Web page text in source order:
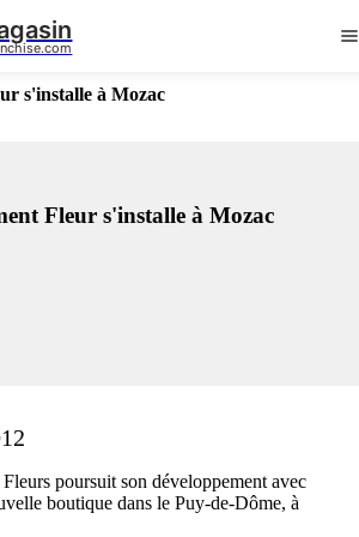
s'installe à Mozac
Fleur s'installe à Mozac
poursuit son développement avec
boutique dans le Puy-de-Dôme, à